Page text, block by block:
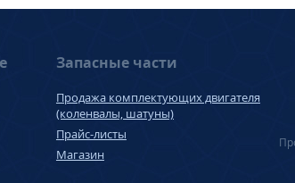
Запасные части
Продажа комплектующих двигателя
(коленвалы, шатуны)
Прайс-листы
Магазин